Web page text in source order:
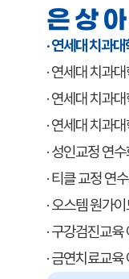
은상
· 연세대 치과
· 연세대 치과
· 연세대 치과
· 연세대 치과
· 성인교정 연
· 티클 교정 연
· 오스템 원가
· 구강검진교육
· 금연치료교육